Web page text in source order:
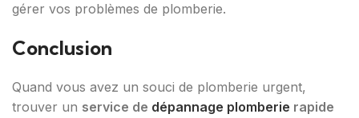
gérer vos problèmes de plomberie.
Conclusion
Quand vous avez un souci de plomberie urgent,
trouver un service de dépannage plomberie rapide